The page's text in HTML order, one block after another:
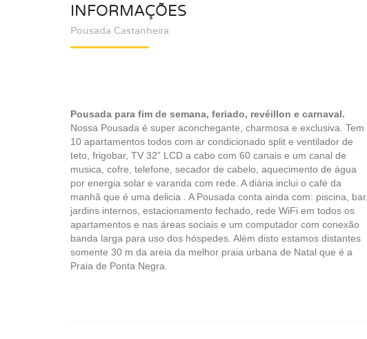
INFORMAÇÕES
Pousada Castanheira
Pousada para fim de semana, feriado, revéillon e carnaval.
Nossa Pousada é super aconchegante, charmosa e exclusiva. Tem
10 apartamentos todos com ar condicionado split e ventilador de
teto, frigobar, TV 32” LCD a cabo com 60 canais e um canal de
musica, cofre, telefone, secador de cabelo, aquecimento de água
por energia solar e varanda com rede. A diária inclui o café da
manhã que é uma delicia . A Pousada conta ainda com: piscina, bar,
jardins internos, estacionamento fechado, rede WiFi em todos os
apartamentos e nas áreas sociais e um computador com conexão
banda larga para uso dos hóspedes. Além disto estamos distantes
somente 30 m da areia da melhor praia urbana de Natal que é a
Praia de Ponta Negra.